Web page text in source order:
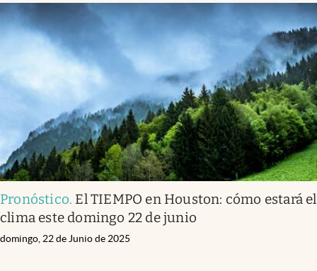
Pronóstico. El TIEMPO en Houston: cómo estará el
clima este domingo 22 de junio
domingo, 22 de Junio de 2025